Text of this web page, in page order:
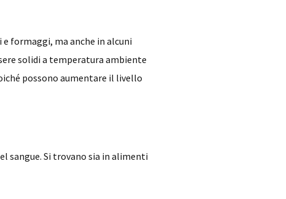
formaggi, ma anche in alcuni
solidi a temperatura ambiente
possono aumentare il livello
sangue. Si trovano sia in alimenti